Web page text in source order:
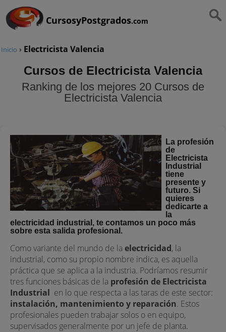
CursosyPostgrados.com
Inicio › Electricista Valencia
Cursos de Electricista Valencia
Ranking de los mejores 20 Cursos de
Electricista Valencia
La profesión
de
Electricista
Industrial
tiene
presente y
futuro. Si
quieres
dedicarte a
la
electricidad industrial, te contamos un poco más
sobre esta salida profesional.
Como variante del mundo de la electricidad, la
industrial, como su propio nombre indica, es aquella
práctica que se aplica a la industria. Podríamos resumir
tres funciones básicas de la profesión de Electricista
Industrial en lo que respecta a las taras de este sector:
instalación, mantenimiento y reparación. Estos
profesionales pueden trabajar solos o en equipo,
supervisados generalmente por un jefe de planta.